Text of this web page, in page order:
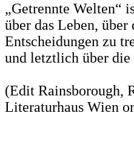
„Getrennte Welten“
über das Leben,
Entscheidungen zu
und letztlich über die
(Edit Rainsborough,
Literaturhaus Wien